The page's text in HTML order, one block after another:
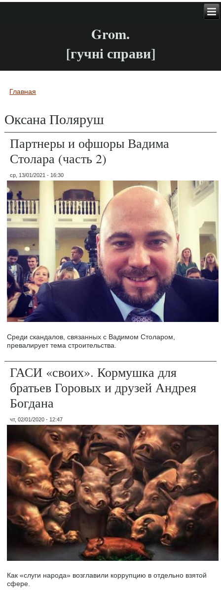
Grom.
[гучні справи]
Вы здесь
Главная
Оксана Поляруш
Партнеры и офшоры Вадима
Столара (часть 2)
ср, 13/01/2021 - 16:30
Среди скандалов, связанных с Вадимом Столаром,
превалирует тема строительства.
ГАСИ «своих». Кормушка для
братьев Горовых и друзей Андрея
Богдана
чт, 02/01/2020 - 12:47
Как «слуги народа» возглавили коррупцию в отдельно взятой
сфере.